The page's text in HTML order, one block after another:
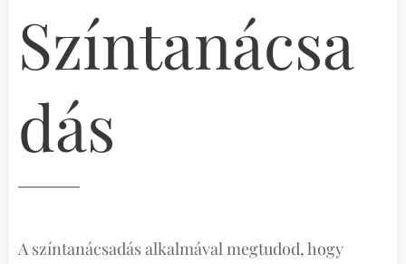
Színtanácsa
dás
A színtanácsadás alkalmával megtudod, hogy